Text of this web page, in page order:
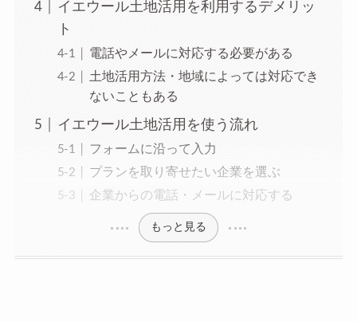
イエウール土地活用を利用するデメリッ
ト
電話やメールに対応する必要がある
土地活用方法・地域によっては対応でき
ないこともある
イエウール土地活用を使う流れ
フォームに沿って入力
プランを取り寄せたい企業を選ぶ
企業からの電話・メールに対応する
もっと見る